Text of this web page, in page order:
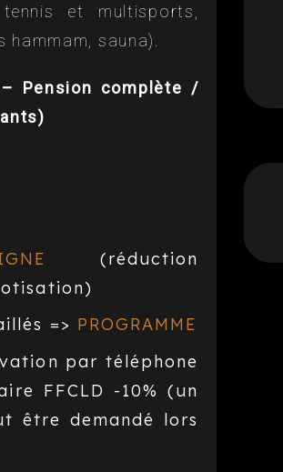
et multisports,
sauna).
Pension complète /
(réduction
=> PROGRAMME
par téléphone
FFCLD -10% (un
être demandé lors